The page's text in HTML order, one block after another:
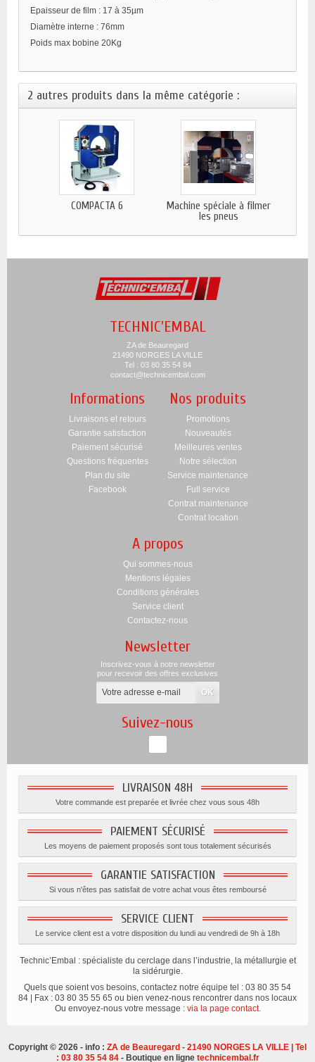
Epaisseur de film : 17 à 35µm
Diamètre interne : 76mm
Poids max bobine 20Kg
2 autres produits dans la même catégorie :
COMPACTA 6
Machine spéciale à filmer
les pneus
TECHNIC'EMBAL
ZA de Beauregard
21490 NORGES LA VILLE
Tel : 03 80 35 54 84
contact@technicembal.com
Informations
Livraisons et retours
Garantie satisfaction
Paiement sécurisé
Questions fréquentes
Plan du site
Facebook
Nos produits
Promotions
Nouveautés
Meilleures ventes
Notre sélection
Service maintenance
Full service
Contrat maintenance
Contrat location
A propos
Qui sommes-nous
Mentions légales
Conditions générales
Service client
Contactez-nous
Newsletter
Inscrivez-vous à notre newsletter
pour recevoir des offres exclusives
Suivez-nous
LIVRAISON 48H
Votre commande est preparée et livrée chez vous sous 48h
PAIEMENT SÉCURISÉ
Les moyens de paiement proposés sont tous totalement sécurisés
GARANTIE SATISFACTION
Si vous n'êtes pas satisfait de votre achat vous êtes remboursé
SERVICE CLIENT
Le service client est a votre disposition du lundi au vendredi de 9h à 18h
Technic’Embal : spécialiste du cerclage dans l’industrie, la métallurgie et
la sidérurgie.
Quels que soient vos besoins, contactez notre équipe tel : 03 80 35 54
84 | Fax : 03 80 35 55 65 ou bien venez-nous rencontrer dans nos locaux
Ou envoyez-nous votre message : via la page contact.
Copyright © 2026 - info : ZA de Beauregard - 21490 NORGES LA VILLE | Tel
: 03 80 35 54 84- Boutique en ligne technicembal.fr